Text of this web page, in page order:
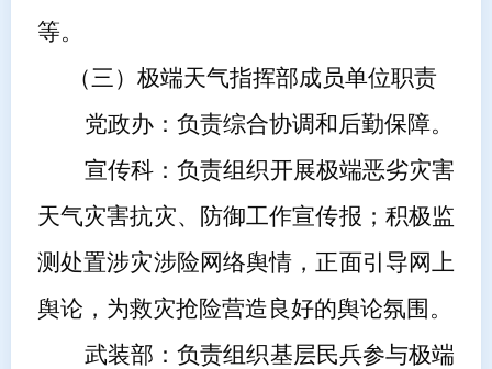
等。
（三） 极端天气指挥部成员单位职责
党政办：负责综合协调和后勤保障。
宣传科 ：负责组织开展极端恶劣灾害
天气灾害抗灾、 防御工作宣传报； 积极监
测处置涉灾涉险网络舆情，正面引导网上
舆论，为救灾抢险营造良好的舆论氛围。
武装部：负责组织基层民兵参与极端